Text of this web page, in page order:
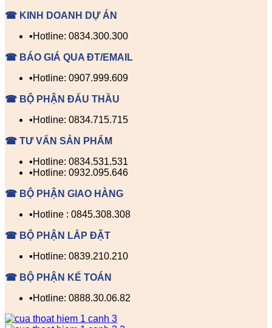
☎ KINH DOANH DỰ ÁN
▪️Hotline: 0834.300.300
☎ BÁO GIÁ QUA ĐT/EMAIL
▪️Hotline: 0907.999.609
☎ BỘ PHẬN ĐẤU THẦU
▪️Hotline: 0834.715.715
☎ TƯ VẤN SẢN PHẨM
▪️Hotline: 0834.531.531
▪️Hotline: 0932.095.646
☎ BỘ PHẬN GIAO HÀNG
▪️Hotline : 0845.308.308
☎ BỘ PHẬN LẮP ĐẶT
▪️Hotline: 0839.210.210
☎ BỘ PHẬN KẾ TOÁN
▪️Hotline: 0888.30.06.82